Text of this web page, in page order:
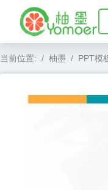
当前位置: / 柚墨 / PPT模